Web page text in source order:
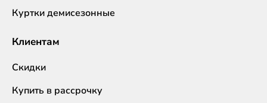
Куртки демисезонные
Клиентам
Скидки
Купить в рассрочку